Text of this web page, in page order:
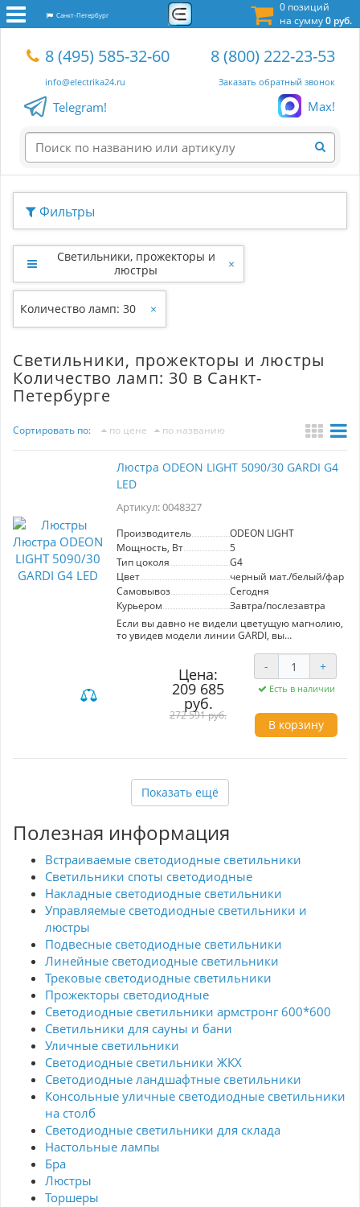
0 позиций
на сумму0 руб.
Санкт-Петербург
8 (495) 585-32-60
info@electrika24.ru
8 (800) 222-23-53
Заказать обратный звонок
Telegram! Max!
Фильтры
Светильники, прожекторы и
люстры
×
Количество ламп: 30 ×
Светильники, прожекторы и люстры
Количество ламп: 30 в Санкт-
Петербурге
Сортировать по: по цене по названию
Люстра ODEON LIGHT 5090/30 GARDI G4
LED
Артикул: 0048327
Производитель
ODEON LIGHT
Мощность, Вт
5
Тип цоколя
G4
Цвет
черный мат./белый/
Самовывоз
Сегодня
Курьером
Завтра/послезавтра
Если вы давно не видели цветущую магнолию,
то увидев модели линии GARDI, вы
с этим прекрасным деревом. Плафоны в виде
белых цветов выполнены из
светопропускающего фарфора и образуют
завораживающую композицию.
Металлический каркас черного матового
цвета повторяет силуэт кроны магнолии.
Широкий ассортиментный ряд линии
интерьера.
Цена:
209 685
руб.
272 591 руб.
- +
Есть в наличии
В корзину
Показать ещё
Полезная информация
Встраиваемые светодиодные светильники
Светильники споты светодиодные
Накладные светодиодные светильники
Управляемые светодиодные светильники и
люстры
Подвесные светодиодные светильники
Линейные светодиодные светильники
Трековые светодиодные светильники
Прожекторы светодиодные
Светодиодные светильники армстронг 600*600
Светильники для сауны и бани
Уличные светильники
Светодиодные светильники ЖКХ
Светодиодные ландшафтные светильники
Консольные уличные светодиодные светильники
на столб
Светодиодные светильники для склада
Настольные лампы
Бра
Люстры
Торшеры